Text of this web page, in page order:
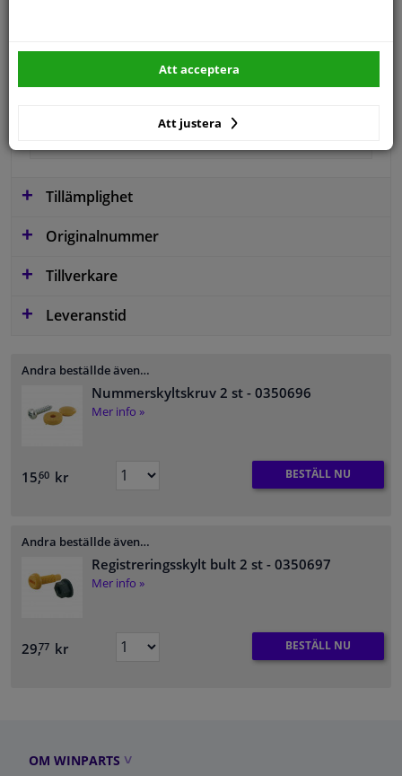
Framsida
Tillämplighet
Originalnummer
Tillverkare
Leveranstid
Andra beställde även…
Nummerskyltskruv 2 st - 0350696
Mer info »
15,60 kr BESTÄLL NU
Andra beställde även…
Registreringsskylt bult 2 st - 0350697
Mer info »
29,77 kr BESTÄLL NU
OM WINPARTS
Att justera
Att acceptera